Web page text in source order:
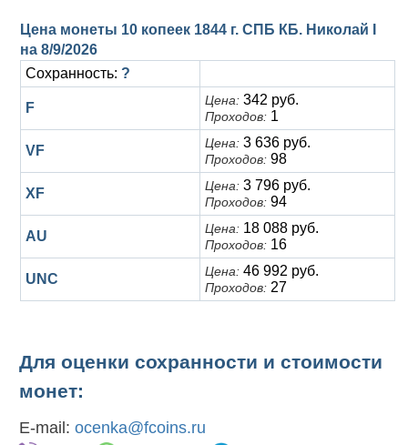
Цена монеты 10 копеек 1844 г. СПБ КБ. Николай I
на 8/9/2026
Сохранность: ?
F Цена: 342 руб.
Проходов: 1
VF Цена: 3 636 руб.
Проходов: 98
XF Цена: 3 796 руб.
Проходов: 94
AU Цена: 18 088 руб.
Проходов: 16
UNC Цена: 46 992 руб.
Проходов: 27
Для оценки сохранности и стоимости
монет:
E-mail: ocenka@fcoins.ru